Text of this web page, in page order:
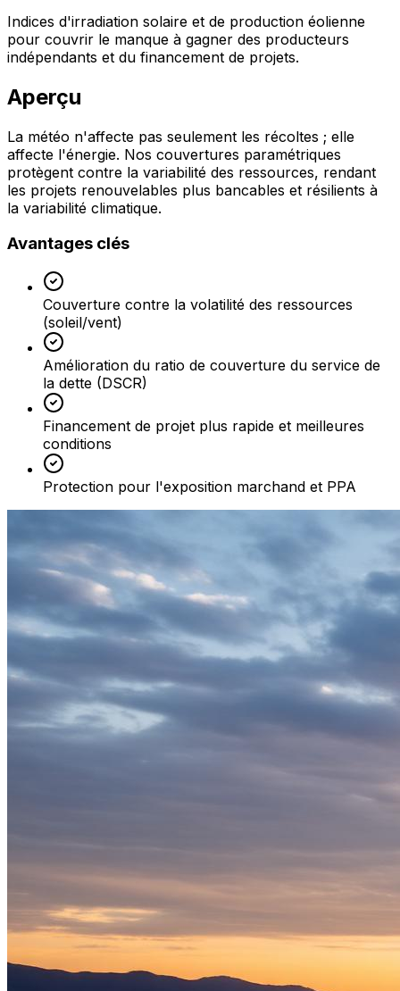
Indices d'irradiation solaire et de production éolienne
pour couvrir le manque à gagner des producteurs
indépendants et du financement de projets.
Aperçu
La météo n'affecte pas seulement les récoltes ; elle
affecte l'énergie. Nos couvertures paramétriques
protègent contre la variabilité des ressources, rendant
les projets renouvelables plus bancables et résilients à
la variabilité climatique.
Avantages clés
Couverture contre la volatilité des ressources
(soleil/vent)
Amélioration du ratio de couverture du service de
la dette (DSCR)
Financement de projet plus rapide et meilleures
conditions
Protection pour l'exposition marchand et PPA